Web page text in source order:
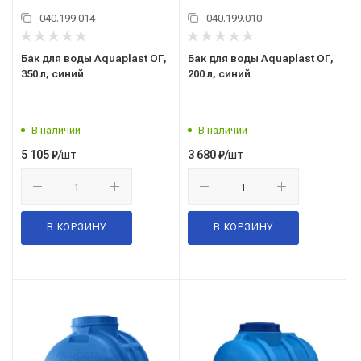
040.199.014
Бак для воды Aquaplast ОГ,
350 л, синий
В наличии
5 105₽/шт
В КОРЗИНУ
040.199.010
Бак для воды Aquaplast ОГ,
200 л, синий
В наличии
3 680₽/шт
В КОРЗИНУ